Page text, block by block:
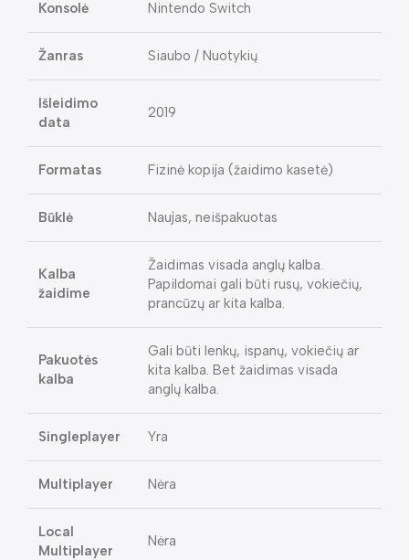
Konsolė Nintendo Switch
Žanras Siaubo / Nuotykių
Išleidimo
data
2019
Formatas Fizinė kopija (žaidimo kasetė)
Būklė Naujas, neišpakuotas
Kalba
žaidime
Žaidimas visada anglų kalba.
Papildomai gali būti rusų, vokiečių,
prancūzų ar kita kalba.
Pakuotės
kalba
Gali būti lenkų, ispanų, vokiečių ar
kita kalba. Bet žaidimas visada
anglų kalba.
Singleplayer Yra
Multiplayer Nėra
Local
Multiplayer
Nėra